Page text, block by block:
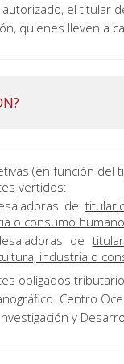
el titular
quienes lleven a
(en función
vertidos:
de
o consumo humano
de
industria o
obligados
Centro
y